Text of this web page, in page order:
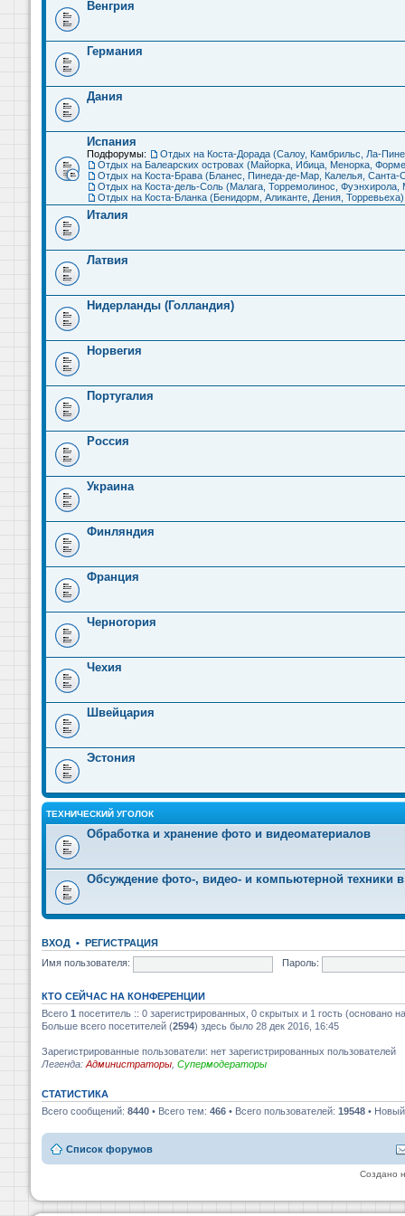
Венгрия
Германия
Дания
Испания
Подфорумы: Отдых на Коста-Дорада (Салоу, Камбрильс, Ла-
Отдых на Балеарских островах (Майорка, Ибица, Менорка,
Отдых на Коста-Брава (Бланес, Пинеда-де-Мар, Калелья, Санта-
Отдых на Коста-дель-Соль (Малага, Торремолинос, Фуэнхирола,
Отдых на Коста-Бланка (Бенидорм, Аликанте, Дения, Торревьеха)
Италия
Латвия
Нидерланды (Голландия)
Норвегия
Португалия
Россия
Украина
Финляндия
Франция
Черногория
Чехия
Швейцария
Эстония
ТЕХНИЧЕСКИЙ УГОЛОК
Обработка и хранение фото и видеоматериалов
Обсуждение фото-, видео- и компьютерной техники в
ВХОД • РЕГИСТРАЦИЯ
Имя пользователя:
Пароль:
КТО СЕЙЧАС НА КОНФЕРЕНЦИИ
Всего 1 посетитель :: 0 зарегистрированных, 0 скрытых и 1 гость (основано
Больше всего посетителей (2594) здесь было 28 дек 2016, 16:45
Зарегистрированные пользователи: нет зарегистрированных пользователей
Легенда: Администраторы Супермодераторы
СТАТИСТИКА
Всего сообщений: 8440 • Всего тем: 466 • Всего пользователей: 19548 •
Список форумов
Создано